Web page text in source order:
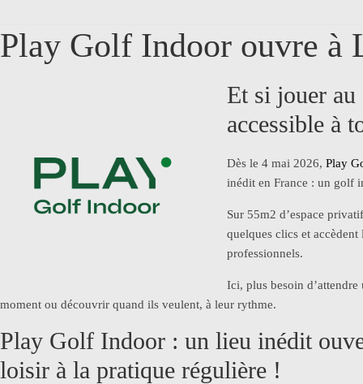
Play Golf Indoor ouvre à
Et si jouer
accessible à
Dès le 4 mai 2026, Play
inédit en France : un golf
Sur 55m2 d’espace
quelques clics et
professionnels.
Ici, plus besoin
moment ou découvrir quand ils veulent, à leur rythme.
Play Golf Indoor : un lieu inédit
loisir à la pratique régulière !